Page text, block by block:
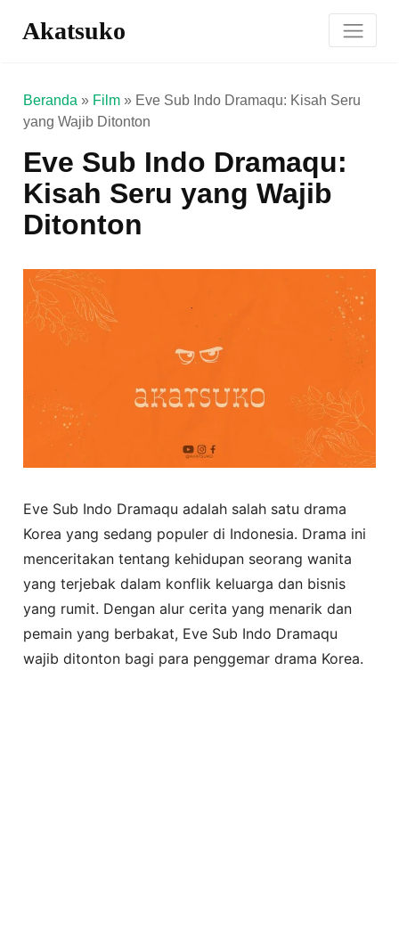
Akatsuko
Beranda » Film » Eve Sub Indo Dramaqu: Kisah Seru
yang Wajib Ditonton
Eve Sub Indo Dramaqu:
Kisah Seru yang Wajib
Ditonton
Eve Sub Indo Dramaqu adalah salah satu drama
Korea yang sedang populer di Indonesia. Drama ini
menceritakan tentang kehidupan seorang wanita
yang terjebak dalam konflik keluarga dan bisnis
yang rumit. Dengan alur cerita yang menarik dan
pemain yang berbakat, Eve Sub Indo Dramaqu
wajib ditonton bagi para penggemar drama Korea.